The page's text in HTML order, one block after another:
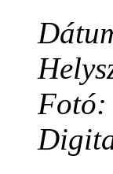
Fotó: